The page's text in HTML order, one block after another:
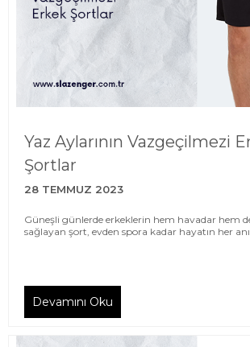
Yaz Aylarının Vazgeçilmezi
Şortlar
28 TEMMUZ 2023
Güneşli günlerde erkeklerin hem havadar hem
sağlayan şort, evden spora kadar hayatın her
Devamını Oku